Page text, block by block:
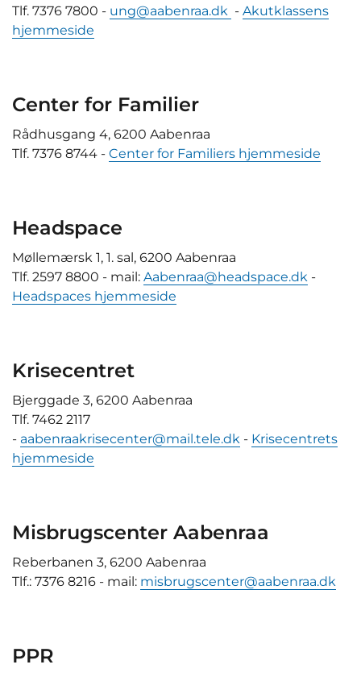
Tlf. 7376 7800 - ung@aabenraa.dk - Akutklassens
hjemmeside
Center for Familier
Rådhusgang 4, 6200 Aabenraa
Tlf. 7376 8744 - Center for Familiers hjemmeside
Headspace
Møllemærsk 1, 1. sal, 6200 Aabenraa
Tlf. 2597 8800 - mail: Aabenraa@headspace.dk -
Headspaces hjemmeside
Krisecentret
Bjerggade 3, 6200 Aabenraa
Tlf. 7462 2117
- aabenraakrisecenter@mail.tele.dk - Krisecentrets
hjemmeside
Misbrugscenter Aabenraa
Reberbanen 3, 6200 Aabenraa
Tlf.: 7376 8216 - mail: misbrugscenter@aabenraa.dk
PPR